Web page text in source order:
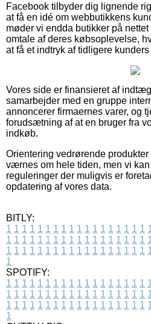
Facebook tilbyder dig lignende
at få en idé om webbutikkens
møder vi endda butikker på
omtale af deres købsoplevelse,
at få et indtryk af tidligere
Vores side er finansieret af
samarbejder med en gruppe
annoncerer firmaernes varer, og
forudsætning af at en bruger fra
indkøb.
Orientering vedrørende
værnes om hele tiden, men vi
reguleringer der muligvis er
opdatering af vores data.
BITLY:
1 1 1 1 1 1 1 1 1 1 1 1 1 1 1 1 1 1
1 1 1 1 1 1 1 1 1 1 1 1 1 1 1 1 1 1
1 1 1 1 1 1 1 1 1 1 1 1 1 1 1 1 1 1
1
SPOTIFY:
1 1 1 1 1 1 1 1 1 1 1 1 1 1 1 1 1 1
1 1 1 1 1 1 1 1 1 1 1 1 1 1 1 1 1 1
1 1 1 1 1 1 1 1 1 1 1 1 1 1 1 1 1 1
1